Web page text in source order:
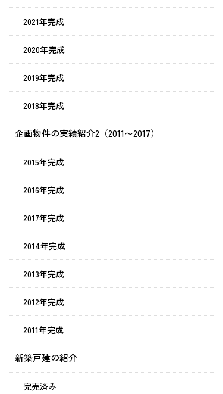
2021年完成
2020年完成
2019年完成
2018年完成
企画物件の実績紹介2（2011〜2017）
2015年完成
2016年完成
2017年完成
2014年完成
2013年完成
2012年完成
2011年完成
新築戸建の紹介
完売済み